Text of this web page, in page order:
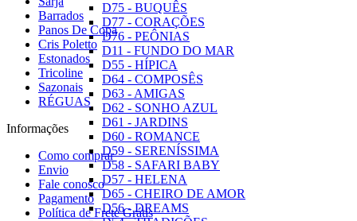
D75 - BUQUÊS
D77 - CORAÇÕES
D76 - PEÔNIAS
D11 - FUNDO DO MAR
D55 - HÍPICA
D64 - COMPOSÊS
D63 - AMIGAS
D62 - SONHO AZUL
D61 - JARDINS
D60 - ROMANCE
D59 - SERENÍSSIMA
D58 - SAFARI BABY
D57 - HELENA
D65 - CHEIRO DE AMOR
D56 - DREAMS
Barrados
Panos De Copa
Cris Poletto
Estonados
Tricoline
Sazonais
RÉGUAS
Informações
Como comprar
Envio
Fale conosco
Pagamento
Política de Frete Grátis